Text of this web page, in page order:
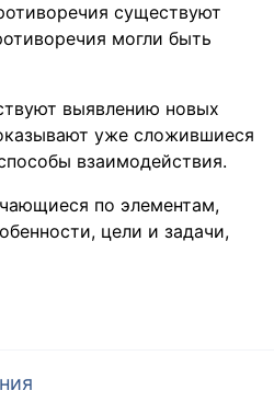
существуют
могли быть
выявлению новых
уже сложившиеся
взаимодействия.
по элементам,
цели и задачи,